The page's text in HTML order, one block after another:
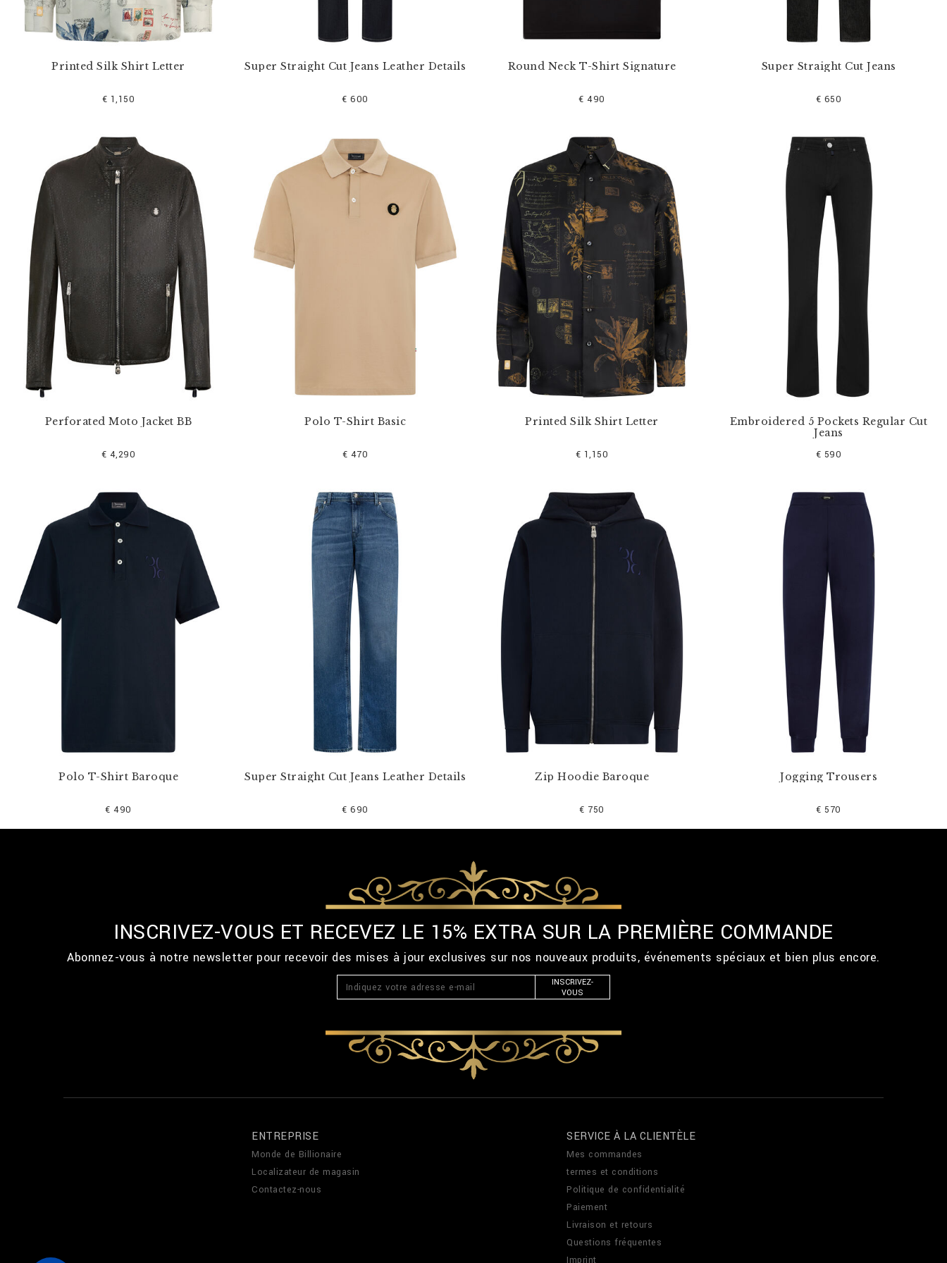
Printed Silk Shirt Letter
€ 1,150
Super Straight Cut Jeans Leather Details
€ 600
Round Neck T-Shirt Signature
€ 490
Super Straight Cut Jeans
€ 650
Perforated Moto Jacket BB
€ 4,290
Polo T-Shirt Basic
€ 470
Printed Silk Shirt Letter
€ 1,150
Embroidered 5 Pockets Regular Cut
Jeans
€ 590
Polo T-Shirt Baroque
€ 490
Super Straight Cut Jeans Leather Details
€ 690
Zip Hoodie Baroque
€ 750
Jogging Trousers
€ 570
INSCRIVEZ-VOUS ET RECEVEZ LE 15% EXTRA SUR LA PREMIÈRE COMMANDE
Abonnez-vous à notre newsletter pour recevoir des mises à jour exclusives sur nos nouveaux produits, événements spéciaux et bien plus encore.
INSCRIVEZ-
VOUS
ENTREPRISE
Monde de Billionaire
Localizateur de magasin
Contactez-nous
SERVICE À LA CLIENTÈLE
Mes commandes
termes et conditions
Politique de confidentialité
Paiement
Livraison et retours
Questions fréquentes
Imprint